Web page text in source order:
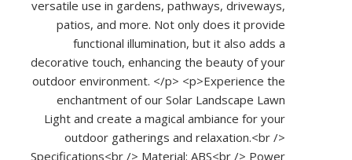
versatile use in gardens, pathways, driveways,
patios, and more. Not only does it provide
functional illumination, but it also adds a
decorative touch, enhancing the beauty of your
outdoor environment. </p> <p>Experience the
enchantment of our Solar Landscape Lawn
Light and create a magical ambiance for your
outdoor gatherings and relaxation.<br />
Specifications<br /> Material: ABS<br /> Power